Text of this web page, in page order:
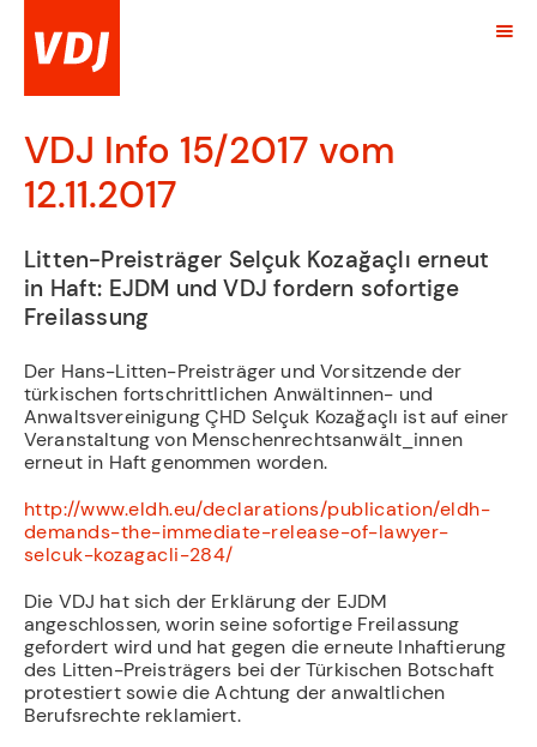
VDJ Info 15/2017 vom
12.11.2017
Litten-Preisträger Selçuk Kozağaçlı erneut
in Haft: EJDM und VDJ fordern sofortige
Freilassung
Der Hans-Litten-Preisträger und Vorsitzende der
türkischen fortschrittlichen Anwältinnen- und
Anwaltsvereinigung ÇHD Selçuk Kozağaçlı ist auf einer
Veranstaltung von Menschenrechtsanwält_innen
erneut in Haft genommen worden.
http://www.eldh.eu/declarations/publication/eldh-
demands-the-immediate-release-of-lawyer-
selcuk-kozagacli-284/
Die VDJ hat sich der Erklärung der EJDM
angeschlossen, worin seine sofortige Freilassung
gefordert wird und hat gegen die erneute Inhaftierung
des Litten-Preisträgers bei der Türkischen Botschaft
protestiert sowie die Achtung der anwaltlichen
Berufsrechte reklamiert.